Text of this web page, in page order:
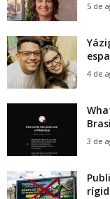
5 de
4 de
3 de